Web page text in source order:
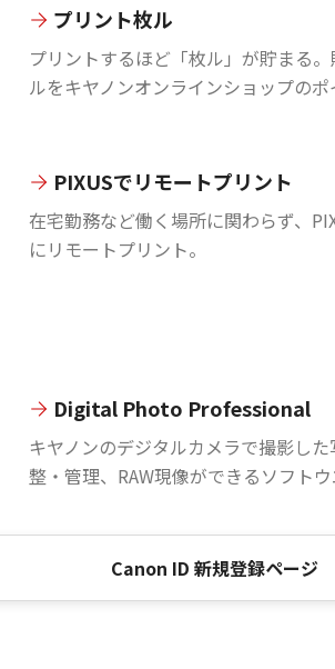
プリント枚ル
プリントするほど「枚ル」が貯まる
ルをキヤノンオンラインショップのポ
PIXUSでリモートプリント
在宅勤務など働く場所に関わらず、
にリモートプリント。
Digital Photo Professional
キヤノンのデジタルカメラで撮影し
整・管理、RAW現像ができるソフトウ
Canon ID 新規登録ページ